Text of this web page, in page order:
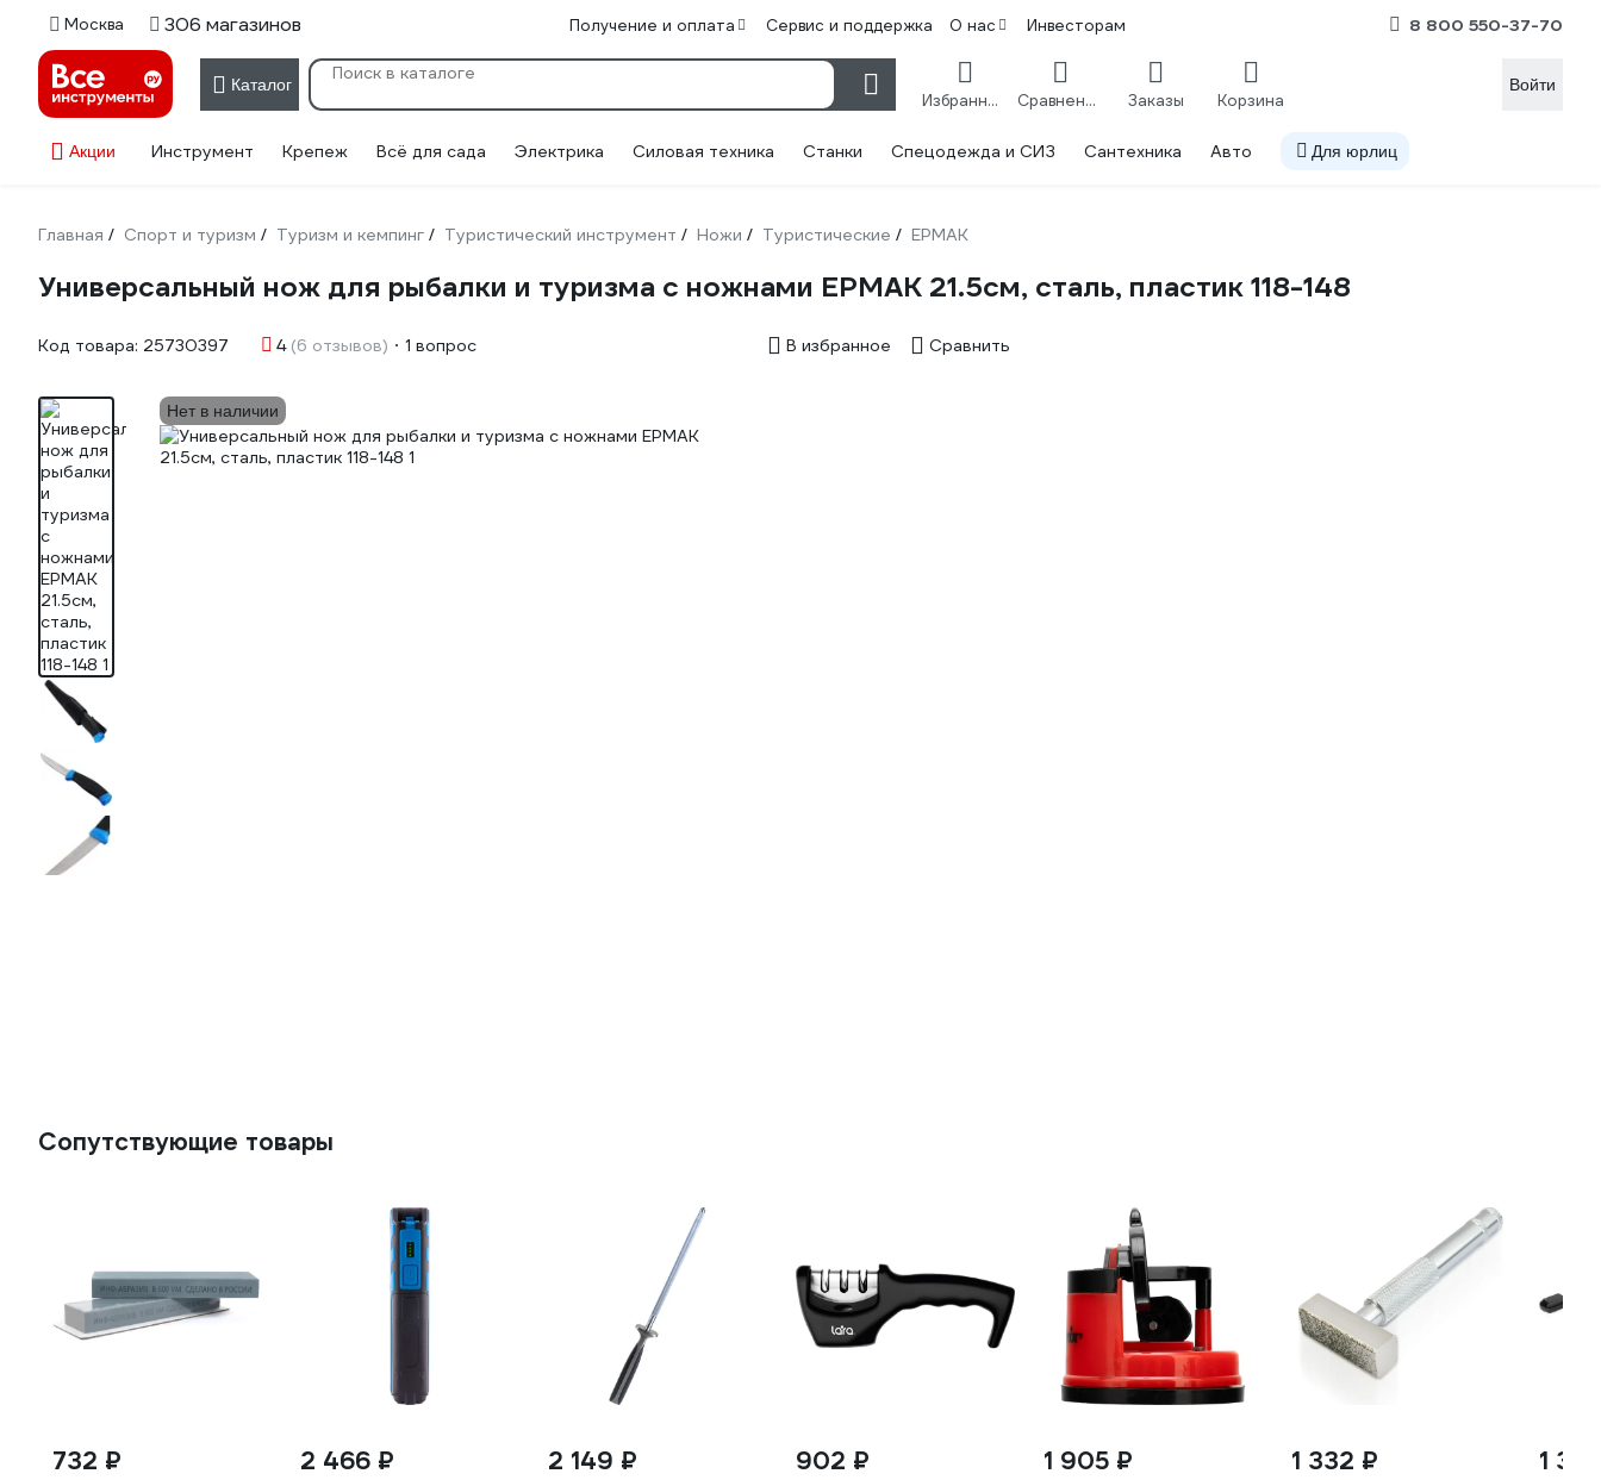
Москва 306 магазинов Получение и оплата Сервис и поддержка О нас Инвесторам 8 800 550-37-70
Каталог
Избранное Сравнение Заказы Корзина
Войти
Акции Инструмент Крепеж Всё для сада Электрика Силовая техника Станки Спецодежда и СИЗ Сантехника Авто Для юрлиц
Главная / Спорт и туризм / Туризм и кемпинг / Туристический инструмент / Ножи / Туристические / ЕРМАК
Универсальный нож для рыбалки и туризма c ножнами ЕРМАК 21.5см, сталь, пластик 118-148
Код товара: 25730397 4 (6 отзывов) 1 вопрос В избранное Сравнить
Нет в наличии
Сопутствующие товары
732 ₽ 2 466 ₽ 2 149 ₽ 902 ₽ 1 905 ₽ 1 332 ₽ 1